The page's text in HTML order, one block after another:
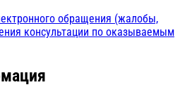
обращения (жалобы,
консультации по оказываемым